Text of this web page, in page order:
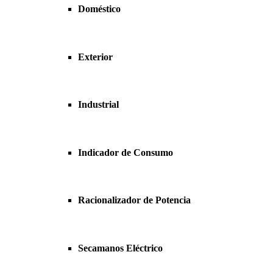
Doméstico
Exterior
Industrial
Indicador de Consumo
Racionalizador de Potencia
Secamanos Eléctrico